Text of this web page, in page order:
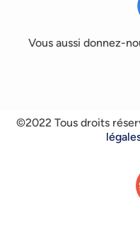
Vous aussi donnez-
©2022 Tous droits